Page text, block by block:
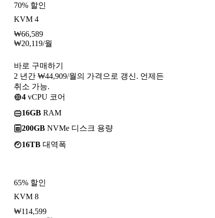
70% 할인
KVM 4
₩66,589
₩20,119/월
바로 구매하기
2 년간 ₩44,909/월의 가격으로 갱신. 언제든
취소 가능.
4 vCPU 코어
16GB RAM
200GB NVMe 디스크 용량
16TB 대역폭
65% 할인
KVM 8
₩114,599